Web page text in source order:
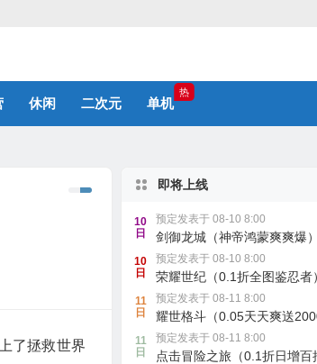
休闲 二次元 单机
热
了拯救世界
即将上线
10
日
预定发表于 08-10 8:00
剑御龙城（神帝鸿蒙爽爽爆）
10
日
预定发表于 08-10 8:00
荣耀世纪（0.1折全图鉴忍者
11
日
预定发表于 08-11 8:00
耀世格斗（0.05天天爽送
11
日
预定发表于 08-11 8:00
点击冒险之旅（0.1折日增百